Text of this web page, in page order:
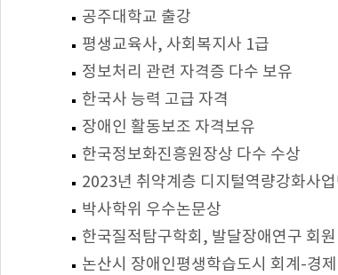
공주대학교 출강
평생교육사, 사회복지사 1급
정보처리 관련 자격증 다수 보유
한국사 능력 고급 자격
장애인 활동보조 자격보유
한국정보화진흥원장상 다수 수상
2023년 취약계층 디지털역량강화사
박사학위 우수논문상
한국질적탐구학회, 발달장애연구 회원
논산시 장애인평생학습도시 회계-경